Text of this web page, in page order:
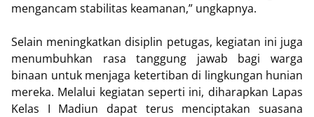
mengancam stabilitas keamanan,” ungkapnya.
Selain meningkatkan disiplin petugas, kegiatan ini juga
menumbuhkan rasa tanggung jawab bagi warga
binaan untuk menjaga ketertiban di lingkungan hunian
mereka. Melalui kegiatan seperti ini, diharapkan Lapas
Kelas I Madiun dapat terus menciptakan suasana